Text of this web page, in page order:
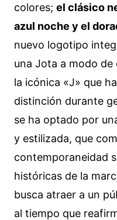
colores; el clásico
azul noche y el
nuevo logotipo
una Jota a modo de
la icónica «J» que
distinción durante
se ha optado por
y estilizada, que
contemporaneidad
históricas de la
busca atraer a un
al tiempo que